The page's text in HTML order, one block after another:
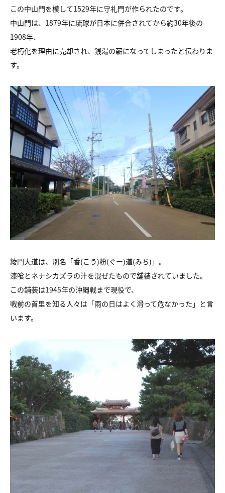
この中山門を模して1529年に守礼門が作られたのです。
中山門は、1879年に琉球が日本に併合されてから約30年後の
1908年、
老朽化を理由に売却され、銭湯の薪になってしまったと伝わりま
す。
綾門大道は、別名「香(こう)粉(ぐー)道(みち)」。
漆喰とネナシカズラの汁を混ぜたもので舗装されていました。
この舗装は1945年の沖縄戦まで現役で、
戦前の首里を知る人々は「雨の日はよく滑って危なかった」と言
います。